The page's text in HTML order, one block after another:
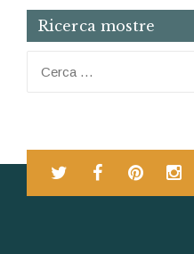
Ricerca mostre